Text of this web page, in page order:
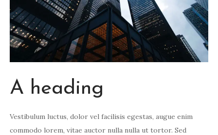
A heading
Vestibulum luctus, dolor vel facilisis egestas, augue enim
commodo lorem, vitae auctor nulla nulla ut tortor. Sed